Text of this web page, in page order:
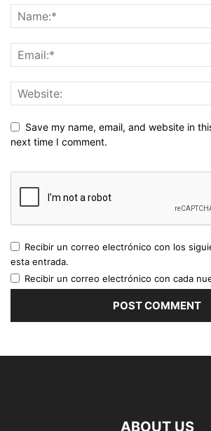
Save my name, email, and website in
next time I comment.
Recibir un correo electrónico con los
esta entrada.
Recibir un correo electrónico con cada
ABOUT US